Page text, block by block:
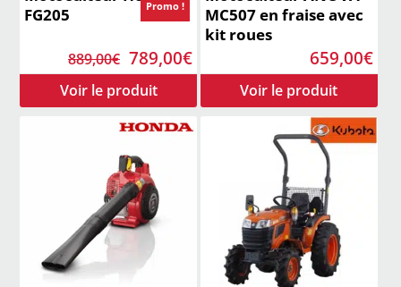
FG205
889,00€ Le
prix
initial
était :
789,00€Le
prix
actuel
est :
Promo !
MC507 en fraise avec
kit roues
659,00€